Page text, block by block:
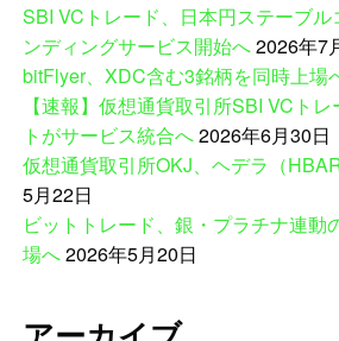
SBI VCトレード、日本円ステーブ
ンディングサービス開始へ2026年7
bitFlyer、XDC含む3銘柄を同時上場
【速報】仮想通貨取引所SBI VCト
トがサービス統合へ2026年6月30日
仮想通貨取引所OKJ、ヘデラ（
5月22日
ビットトレード、銀・プラチナ連動
場へ2026年5月20日